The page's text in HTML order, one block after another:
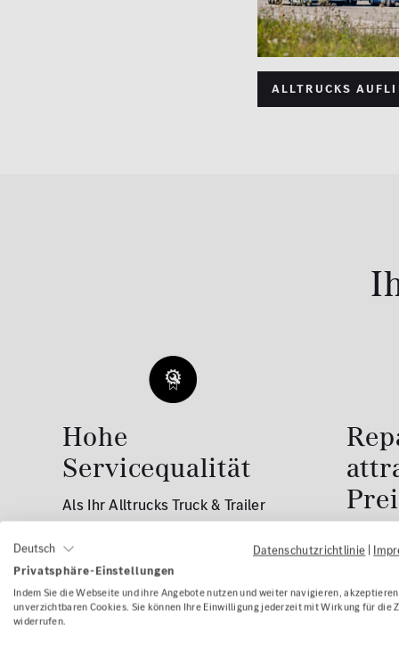
ALLTRUCKS
Hohe
Servicequalität
Als Ihr Alltrucks Truck & Trailer
exklusiven Zugang zu
Erstausrüster-Know-how sowie
Ersatzteilen in OEM-Qualität von
Bosch, Knorr-Bremse und ZF.
unsere
Deutsch Datenschutzrichtlinie |
Privatsphäre-Einstellungen
Indem Sie die Webseite und ihre Angebote nutzen und weiter navigieren,
unverzichtbaren Cookies. Sie können Ihre Einwilligung jederzeit mit Wirkung für die
widerrufen.